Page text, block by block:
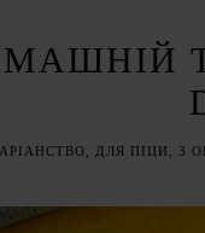
ДЛЯ ПІЦИ З